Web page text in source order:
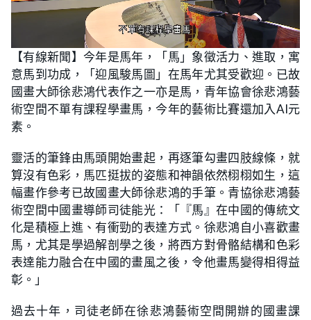
n
m
t
e
o
a
d
e
d
:
4
3
.
【有線新聞】今年是馬年，「馬」象徵活力、進取，寓
意馬到功成，「迎風駿馬圖」在馬年尤其受歡迎。已故
國畫大師徐悲鴻代表作之一亦是馬，青年協會徐悲鴻藝
術空間不單有課程學畫馬，今年的藝術比賽還加入AI元
素。
靈活的筆鋒由馬頭開始畫起，再逐筆勾畫四肢線條，就
算沒有色彩，馬匹挺拔的姿態和神韻依然栩栩如生，這
幅畫作參考已故國畫大師徐悲鴻的手筆。青協徐悲鴻藝
術空間中國畫導師司徒能光：「『馬』在中國的傳統文
化是積極上進、有衝勁的表達方式。徐悲鴻自小喜歡畫
馬，尤其是學過解剖學之後，將西方對骨骼結構和色彩
表達能力融合在中國的畫風之後，令他畫馬變得相得益
彰。」
過去十年，司徒老師在徐悲鴻藝術空間開辦的國畫課